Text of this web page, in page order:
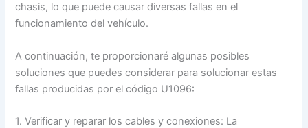
chasis, lo que puede causar diversas fallas en el
funcionamiento del vehículo.
A continuación, te proporcionaré algunas posibles
soluciones que puedes considerar para solucionar estas
fallas producidas por el código U1096:
1. Verificar y reparar los cables y conexiones: La